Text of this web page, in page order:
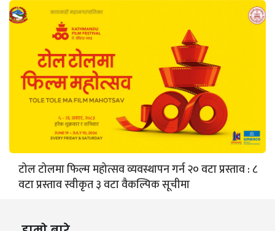
टोल टोलमा फिल्म महोत्सव व्यवस्थापन गर्न २० वटा प्रस्ताव : ८
वटा प्रस्ताव स्वीकृत ३ वटा वैकल्पिक सूचीमा